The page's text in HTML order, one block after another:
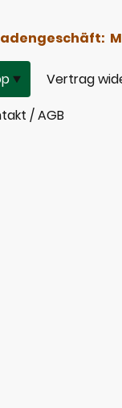
Vertrag
/ AGB